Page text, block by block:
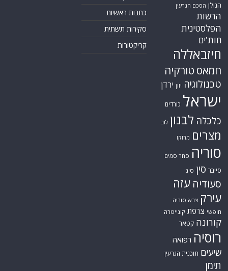
הגולן הסכם הגרעין
הרשות
הפלסטינית
חות'ים
חיזבאללה
חמאס טורקיה
טכנולוגיה יוון ירדן
ישראל כורדים
כלכלה לבנון לוב
מצרים מרוקו
סוריה סחר סמים
סייבר סין סיני
סעודיה עזה
עירק צבא סוריה
חופשי צרפת קונייטרה
קורונה קטאר
רוסיה רפואה
שיעים תוכנית הגרעין
תימן
כתבות ראשיות
סקירות תשתית
קריקטורות